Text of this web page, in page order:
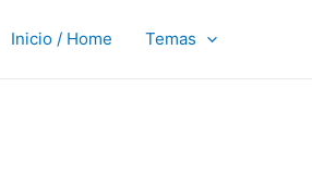
Inicio / Home Temas